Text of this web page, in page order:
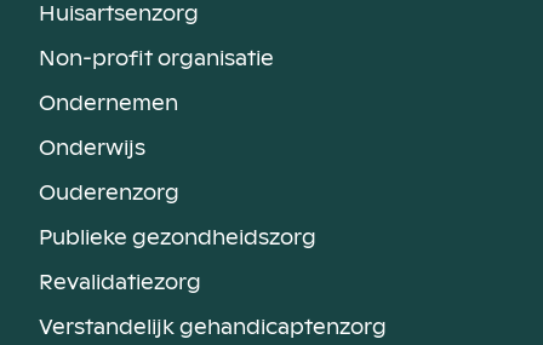
Huisartsenzorg
Non-profit organisatie
Ondernemen
Onderwijs
Ouderenzorg
Publieke gezondheidszorg
Revalidatiezorg
Verstandelijk gehandicaptenzorg